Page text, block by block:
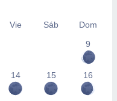
Vie Sáb
Dom
9
14 15 16